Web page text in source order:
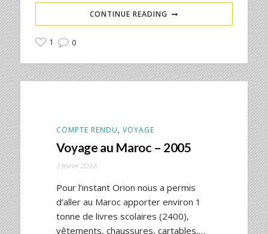
CONTINUE READING
1 0
COMPTE RENDU, VOYAGE
Voyage au Maroc – 2005
1 février 2018
Pour l’instant Orion nous a permis
d’aller au Maroc apporter environ 1
tonne de livres scolaires (2400),
vêtements, chaussures, cartables,…